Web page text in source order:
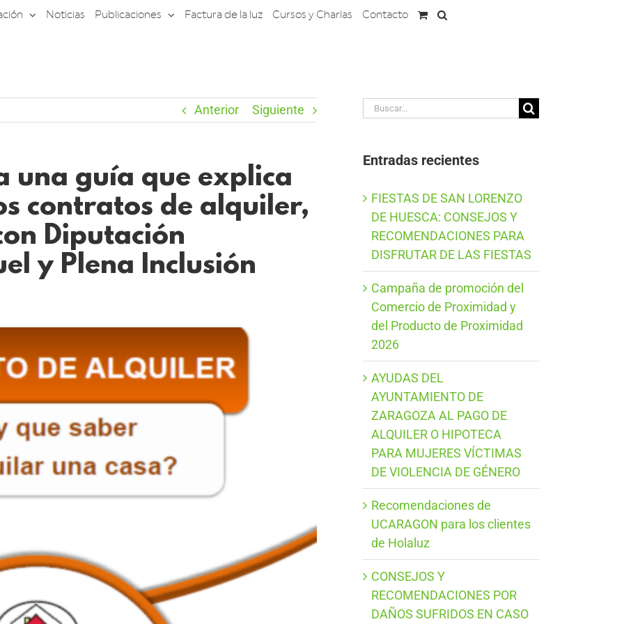
Noticias Publicaciones Factura de la luz Cursos y Charlas Contacto
Anterior Siguiente
una guía que explica
contratos de alquiler,
Diputación
y Plena Inclusión
Buscar:
Entradas recientes
FIESTAS DE SAN LORENZO
DE HUESCA: CONSEJOS Y
RECOMENDACIONES PARA
DISFRUTAR DE LAS FIESTAS
Campaña de promoción del
Comercio de Proximidad y
del Producto de Proximidad
2026
AYUDAS DEL
AYUNTAMIENTO DE
ZARAGOZA AL PAGO DE
ALQUILER O HIPOTECA
PARA MUJERES VÍCTIMAS
DE VIOLENCIA DE GÉNERO
Recomendaciones de
UCARAGON para los clientes
de Holaluz
CONSEJOS Y
RECOMENDACIONES POR
DAÑOS SUFRIDOS EN CASO